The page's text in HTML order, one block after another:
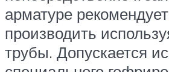
арматуре
производить
трубы. Допускается